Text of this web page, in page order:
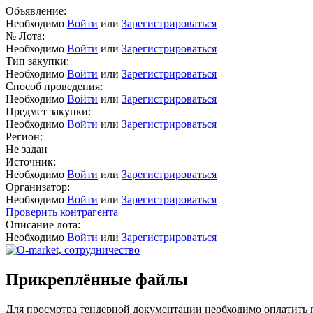
Объявление:
Необходимо Войти или Зарегистрироваться
№ Лота:
Необходимо Войти или Зарегистрироваться
Тип закупки:
Необходимо Войти или Зарегистрироваться
Способ проведения:
Необходимо Войти или Зарегистрироваться
Предмет закупки:
Необходимо Войти или Зарегистрироваться
Регион:
Не задан
Источник:
Необходимо Войти или Зарегистрироваться
Организатор:
Необходимо Войти или Зарегистрироваться
Проверить контрагента
Описание лота:
Необходимо Войти или Зарегистрироваться
Прикреплённые файлы
Для просмотра тендерной документации необходимо оплатить